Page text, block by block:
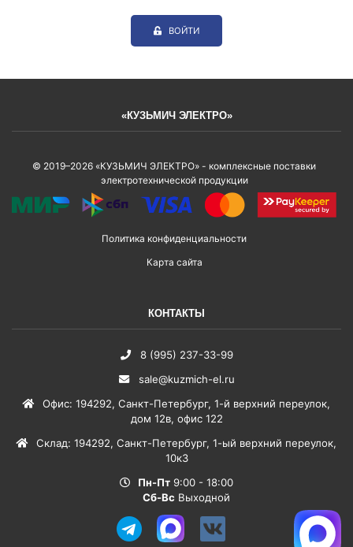
ВОЙТИ
«КУЗЬМИЧ ЭЛЕКТРО»
© 2019–2026 «КУЗЬМИЧ ЭЛЕКТРО» - комплексные поставки
электротехнической продукции
Политика конфиденциальности
Карта сайта
КОНТАКТЫ
8 (995) 237-33-99
sale@kuzmich-el.ru
Офис: 194292, Санкт-Петербург, 1-й верхний переулок,
дом 12в, офис 122
Склад: 194292, Санкт-Петербург, 1-ый верхний переулок,
10к3
Пн-Пт 9:00 - 18:00
Сб-Вс Выходной